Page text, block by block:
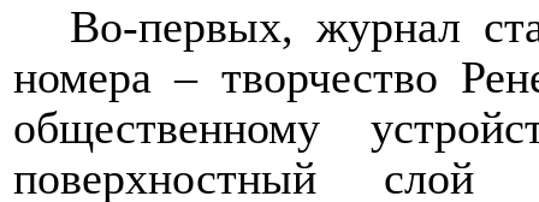
Во-первых, журнал
номера – творчество
общественному
поверхностный слой